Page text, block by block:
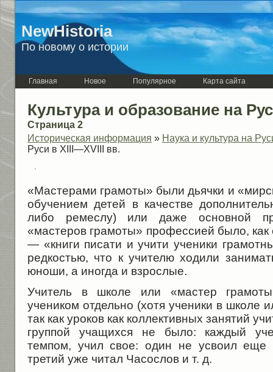
NewHistoria
По новому о истории
Главная Новое Популярное Карта сайта
Культура и образование на
Страница 2
Историческая информация » Наука и культура на
Руси в XIII—XVIII вв.
«Мастерами грамоты» были дьячки и
обучением детей в качестве
либо ремеслу) или даже основной
«мастеров грамоты» профессией было,
— «книги писати и учити ученики
редкостью, что к учителю ходили
юноши, а иногда и взрослые.
Учитель в школе или «мастер
учеником отдельно (хотя ученики в школе
так как уроков как коллективных занятий
группой учащихся не было: каждый
темпом, учил свое: один не усвоил еще
третий уже читал Часослов и т. д.